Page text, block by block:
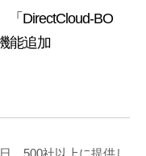
「DirectCloud-BO
能追加